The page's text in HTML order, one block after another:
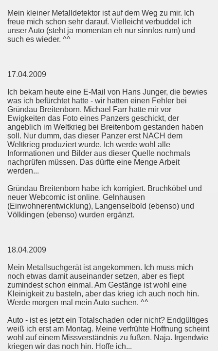
Mein kleiner Metalldetektor ist auf dem Weg zu mir. Ich
freue mich schon sehr darauf. Vielleicht verbuddel ich
unser Auto (steht ja momentan eh nur sinnlos rum) und
such es wieder. ^^
17.04.2009
Ich bekam heute eine E-Mail von Hans Junger, die bewies
was ich befürchtet hatte - wir hatten einen Fehler bei
Gründau Breitenborn. Michael Farr hatte mir vor
Ewigkeiten das Foto eines Panzers geschickt, der
angeblich im Weltkrieg bei Breitenborn gestanden haben
soll. Nur dumm, das dieser Panzer erst NACH dem
Weltkrieg produziert wurde. Ich werde wohl alle
Informationen und Bilder aus dieser Quelle nochmals
nachprüfen müssen. Das dürfte eine Menge Arbeit
werden...
Gründau Breitenborn habe ich korrigiert. Bruchköbel und
neuer Webcomic ist online. Gelnhausen
(Einwohnerentwicklung), Langenselbold (ebenso) und
Völklingen (ebenso) wurden ergänzt.
18.04.2009
Mein Metallsuchgerät ist angekommen. Ich muss mich
noch etwas damit auseinander setzen, aber es fiept
zumindest schon einmal. Am Gestänge ist wohl eine
Kleinigkeit zu basteln, aber das krieg ich auch noch hin.
Werde morgen mal mein Auto suchen. ^^
Auto - ist es jetzt ein Totalschaden oder nicht? Endgültiges
weiß ich erst am Montag. Meine verfrühte Hoffnung scheint
wohl auf einem Missverständnis zu fußen. Naja. Irgendwie
kriegen wir das noch hin. Hoffe ich...